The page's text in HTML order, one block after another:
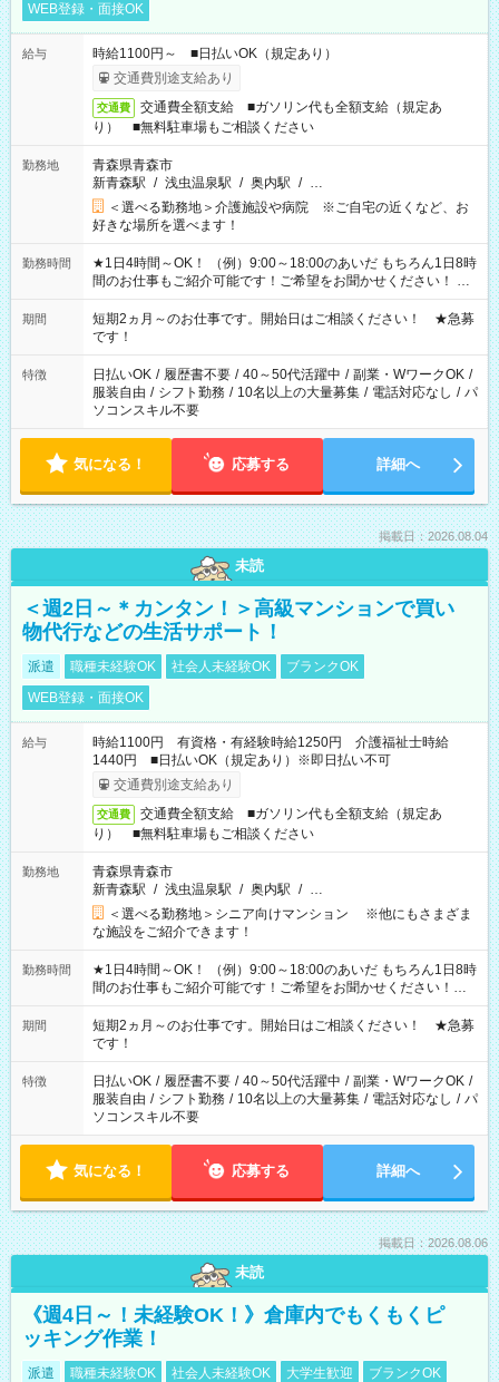
WEB登録・面接OK
給与
時給1100円～ ■日払いOK（規定あり）
交通費別途支給あり
交通費
交通費全額支給 ■ガソリン代も全額支給（規定あ
り） ■無料駐車場もご相談ください
勤務地
青森県青森市
新青森駅 / 浅虫温泉駅 / 奥内駅 / …
＜選べる勤務地＞介護施設や病院 ※ご自宅の近くなど、お
好きな場所を選べます！
勤務時間
★1日4時間～OK！ （例）9:00～18:00のあいだ もちろん1日8時
間のお仕事もご紹介可能です！ご希望をお聞かせください！ ★
家庭の都合でお休みが必要な場合も遠慮なくご相談ください。
※週最低15時間以上の勤務が必要です
期間
短期2ヵ月～のお仕事です。開始日はご相談ください！ ★急募
です！
特徴 日払いOK / 履歴書不要 / 40～50代活躍中 / 副業・WワークOK /
服装自由 / シフト勤務 / 10名以上の大量募集 / 電話対応なし / パ
ソコンスキル不要
気になる！ 応募する 詳細へ
掲載日：2026.08.04
未読
＜週2日～＊カンタン！＞高級マンションで買い
物代行などの生活サポート！
派遣 職種未経験OK 社会人未経験OK
ブランクOK
WEB登録・面接OK
給与
時給1100円 有資格・有経験時給1250円 介護福祉士時給
1440円 ■日払いOK（規定あり）※即日払い不可
交通費別途支給あり
交通費
交通費全額支給 ■ガソリン代も全額支給（規定あ
り） ■無料駐車場もご相談ください
勤務地
青森県青森市
新青森駅 / 浅虫温泉駅 / 奥内駅 / …
＜選べる勤務地＞シニア向けマンション ※他にもさまざま
な施設をご紹介できます！
勤務時間
★1日4時間～OK！ （例）9:00～18:00のあいだ もちろん1日8時
間のお仕事もご紹介可能です！ご希望をお聞かせください！★
家庭の都合でお休みが必要な場合も遠慮なくご相談ください。
※週最低15時間以上の勤務が必要です
期間
短期2ヵ月～のお仕事です。開始日はご相談ください！ ★急募
です！
特徴 日払いOK / 履歴書不要 / 40～50代活躍中 / 副業・WワークOK /
服装自由 / シフト勤務 / 10名以上の大量募集 / 電話対応なし / パ
ソコンスキル不要
気になる！ 応募する 詳細へ
掲載日：2026.08.06
未読
《週4日～！未経験OK！》倉庫内でもくもくピ
ッキング作業！
派遣 職種未経験OK 社会人未経験OK 大学生歓迎
ブランクOK